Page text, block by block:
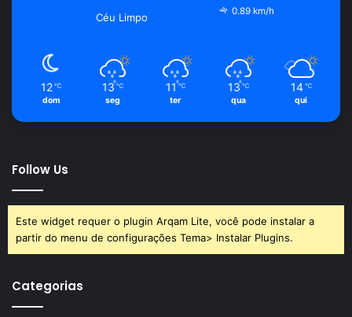
Céu Limpo
0.89 km/h
12 ℃
dom
13 ℃
seg
11 ℃
ter
13 ℃
qua
14 ℃
qui
Follow Us
Este widget requer o plugin Arqam Lite, você pode instalar a
partir do menu de configurações Tema> Instalar Plugins.
Categorias